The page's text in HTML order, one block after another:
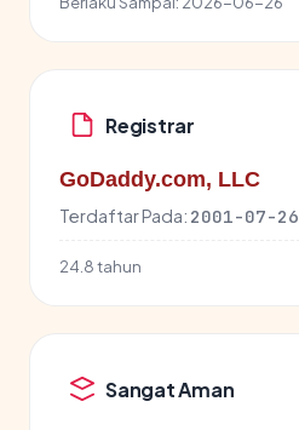
Registrar
GoDaddy.com, LLC
Terdaftar Pada: 2001-07-26
24.8 tahun
Sangat Aman